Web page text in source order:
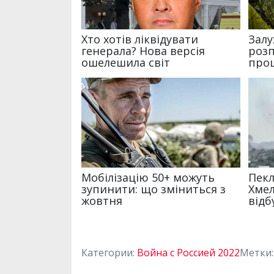
Категории: Война с Россией 2022Метки: